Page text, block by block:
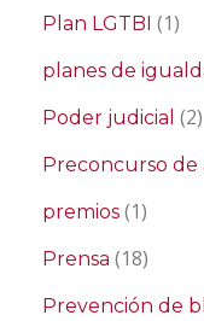
Plan LGTBI (1)
planes de
Poder judicial (2)
Preconcurso de
premios (1)
Prensa (18)
Prevención de